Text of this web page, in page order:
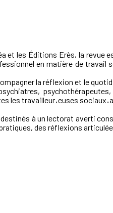
et les Éditions Erès, la revue
en matière de travail
la réflexion et le
les travailleur·euses sociaux·
à un lectorat averti
des réflexions